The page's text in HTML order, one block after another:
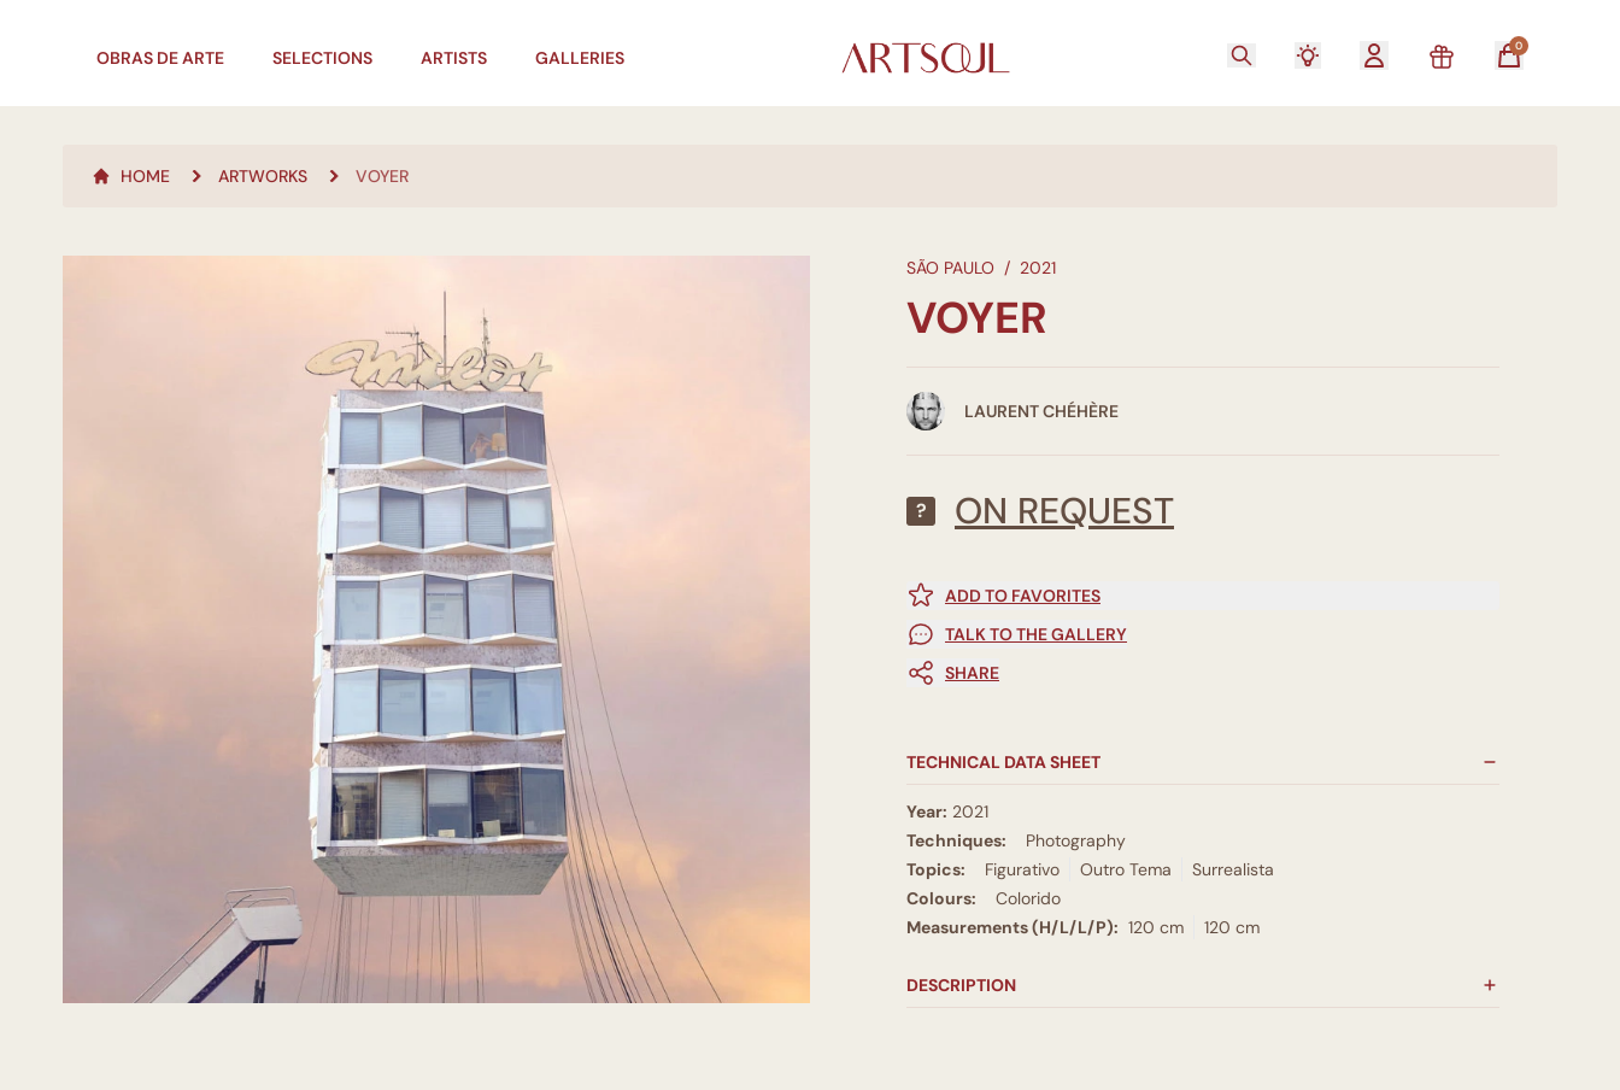
OBRAS DE ARTE SELECTIONS ARTISTS GALLERIES
0
HOME ARTWORKS VOYER
SÃO PAULO / 2021
VOYER
LAURENT CHÉHÈRE
? ON REQUEST
ADD TO FAVORITES
TALK TO THE GALLERY
SHARE
TECHNICAL DATA SHEET
Year: 2021
Techniques:
Photography
Topics:
Figurativo Outro Tema
Surrealista
Colours:
Colorido
Measurements (H/L/L/P): 120 cm 120 cm
DESCRIPTION